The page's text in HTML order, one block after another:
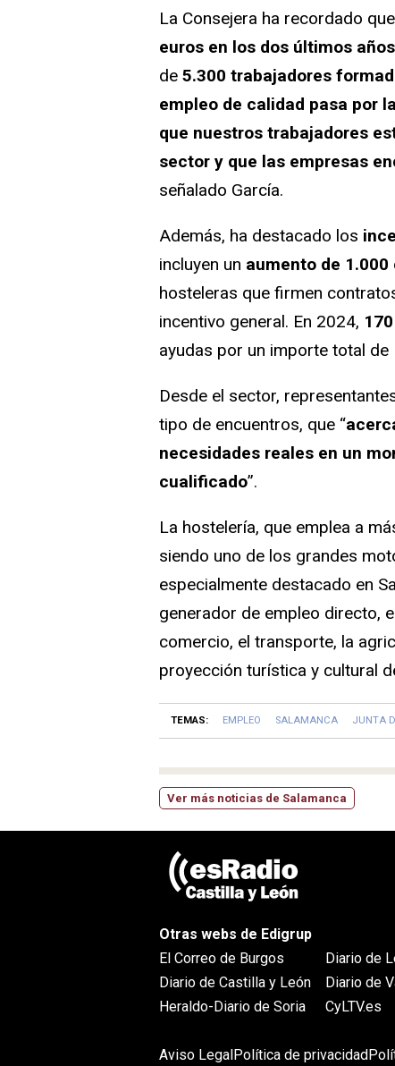
La Consejera ha recordado
euros en los dos últimos años
de 5.300 trabajadores
empleo de calidad pasa por
que nuestros trabajadores
sector y que las empresas
señalado García.
Además, ha destacado los
incluyen un aumento de
hosteleras que firmen
incentivo general. En 2024,
ayudas por un importe total de
Desde el sector,
tipo de encuentros, que “
necesidades reales en un
cualificado”.
La hostelería, que emplea a
siendo uno de los grandes
especialmente destacado en
generador de empleo directo,
comercio, el transporte, la
proyección turística y cultural
TEMAS: EMPLEO SALAMANCA JUNTA
Ver más noticias de Salamanca
Otras webs de Edigrup
El Correo de Burgos
Diario de Castilla y León
Heraldo-Diario de Soria
Diario de
Diario de
CyLTV.es
Aviso LegalPolítica de privacidad